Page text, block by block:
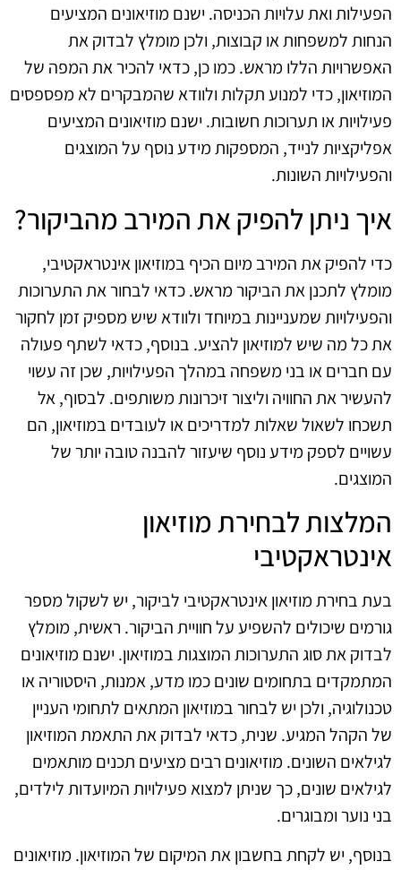
הפעילות ואת עלויות הכניסה. ישנם מוזיאונים המציעים
הנחות למשפחות או קבוצות, ולכן מומלץ לבדוק את
האפשרויות הללו מראש. כמו כן, כדאי להכיר את המפה של
המוזיאון, כדי למנוע תקלות ולוודא שהמבקרים לא מפספסים
פעילויות או תערוכות חשובות. ישנם מוזיאונים המציעים
אפליקציות לנייד, המספקות מידע נוסף על המוצגים
והפעילויות השונות.
איך ניתן להפיק את המירב מהביקור?
כדי להפיק את המירב מיום הכיף במוזיאון אינטראקטיבי,
מומלץ לתכנן את הביקור מראש. כדאי לבחור את התערוכות
והפעילויות שמעניינות במיוחד ולוודא שיש מספיק זמן לחקור
את כל מה שיש למוזיאון להציע. בנוסף, כדאי לשתף פעולה
עם חברים או בני משפחה במהלך הפעילויות, שכן זה עשוי
להעשיר את החוויה וליצור זיכרונות משותפים. לבסוף, אל
תשכחו לשאול שאלות למדריכים או לעובדים במוזיאון, הם
עשויים לספק מידע נוסף שיעזור להבנה טובה יותר של
המוצגים.
המלצות לבחירת מוזיאון
אינטראקטיבי
בעת בחירת מוזיאון אינטראקטיבי לביקור, יש לשקול מספר
גורמים שיכולים להשפיע על חוויית הביקור. ראשית, מומלץ
לבדוק את סוג התערוכות המוצגות במוזיאון. ישנם מוזיאונים
המתמקדים בתחומים שונים כמו מדע, אמנות, היסטוריה או
טכנולוגיה, ולכן יש לבחור במוזיאון המתאים לתחומי העניין
של הקהל המגיע. שנית, כדאי לבדוק את התאמת המוזיאון
לגילאים השונים. מוזיאונים רבים מציעים תכנים מותאמים
לגילאים שונים, כך שניתן למצוא פעילויות המיועדות לילדים,
בני נוער ומבוגרים.
בנוסף, יש לקחת בחשבון את המיקום של המוזיאון. מוזיאונים